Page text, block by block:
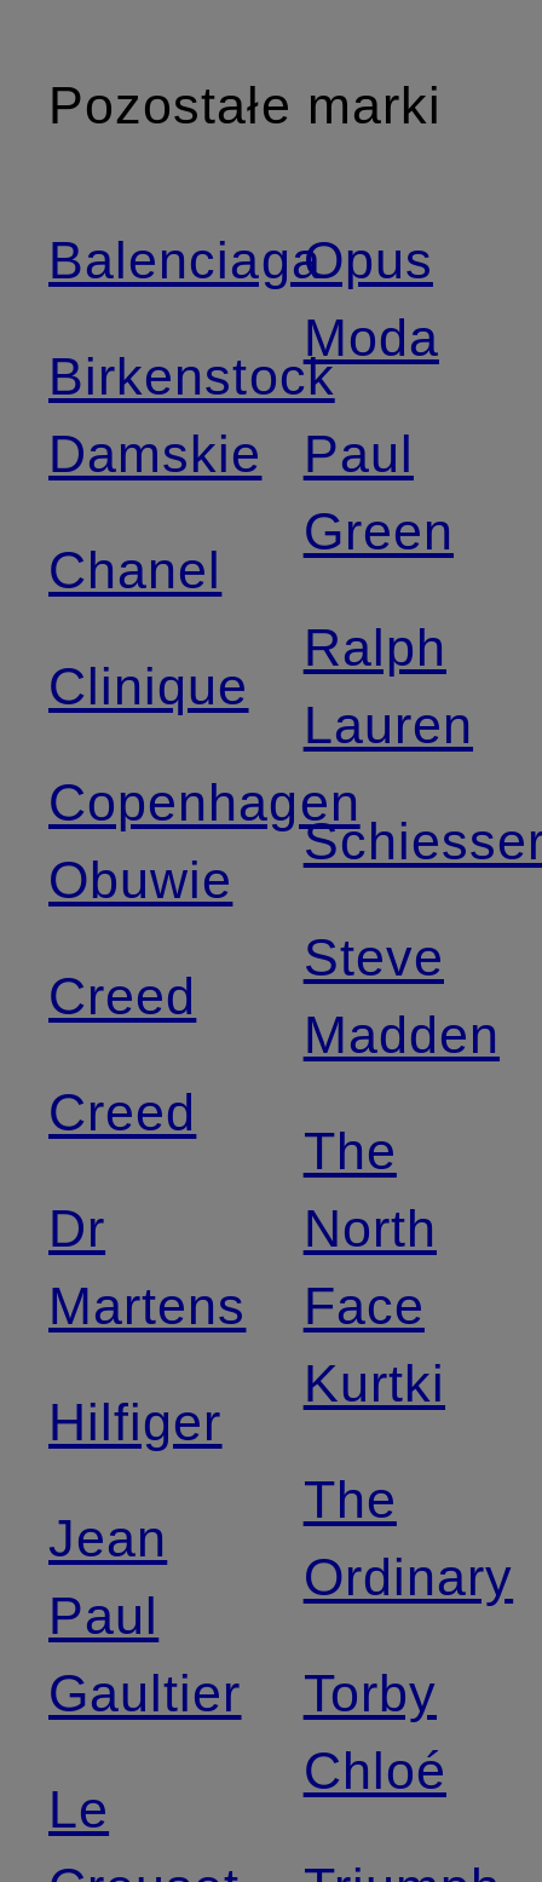
Pozostałe marki
Balenciaga
Birkenstock
Damskie
Chanel
Clinique
Copenhagen
Obuwie
Creed
Creed
Dr
Martens
Hilfiger
Jean
Paul
Gaultier
Le
Opus
Moda
Paul
Green
Ralph
Lauren
Steve
Madden
The
North
Face
Kurtki
The
Ordinary
Torby
Chloé